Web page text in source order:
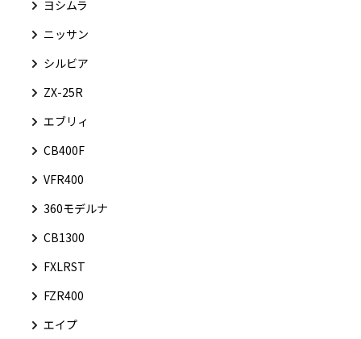
ヨシムラ
ニッサン
シルビア
ZX-25R
エブリィ
CB400F
VFR400
360モデルナ
CB1300
FXLRST
FZR400
エイプ